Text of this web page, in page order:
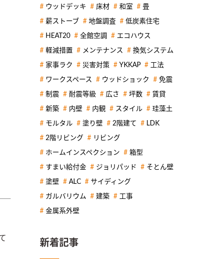
ウッドデッキ 床材 和室 畳
薪ストーブ 地盤調査 低炭素住宅
HEAT20 全館空調 エコハウス
軽減措置 メンテナンス 換気システム
家事ラク 災害対策 YKKAP 工法
ワークスペース ウッドショック 免震
制震 耐震等級 広さ 坪数 賃貸
新築 内壁 内観 スタイル 珪藻土
モルタル 塗り壁 2階建て LDK
2階リビング リビング
ホームインスペクション 箱型
すまい給付金 ジョリパッド そとん壁
塗壁 ALC サイディング
ガルバリウム 建築 工事
金属系外壁
新着記事